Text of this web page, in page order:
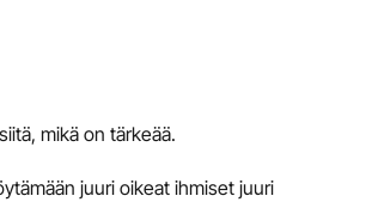
mikä on tärkeää.
juuri oikeat ihmiset juuri